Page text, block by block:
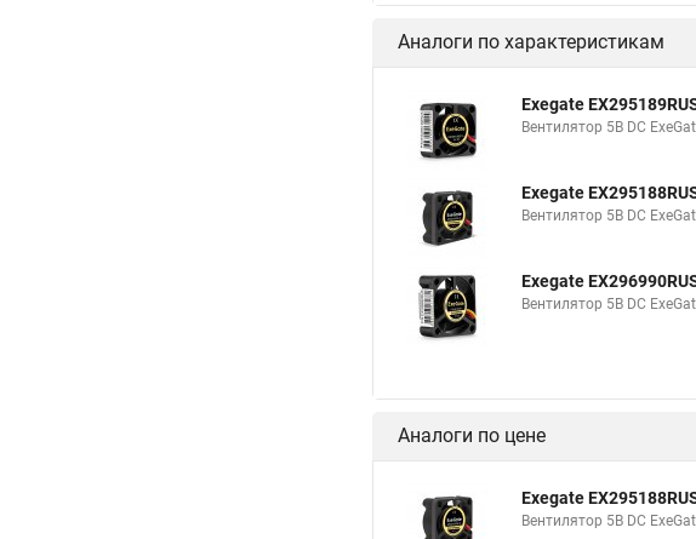
Аналоги по характеристикам
Exegate
Вентилятор 5В DC
Exegate
Вентилятор 5В DC
Exegate
Вентилятор 5В DC
Аналоги по цене
Exegate
Вентилятор 5В DC